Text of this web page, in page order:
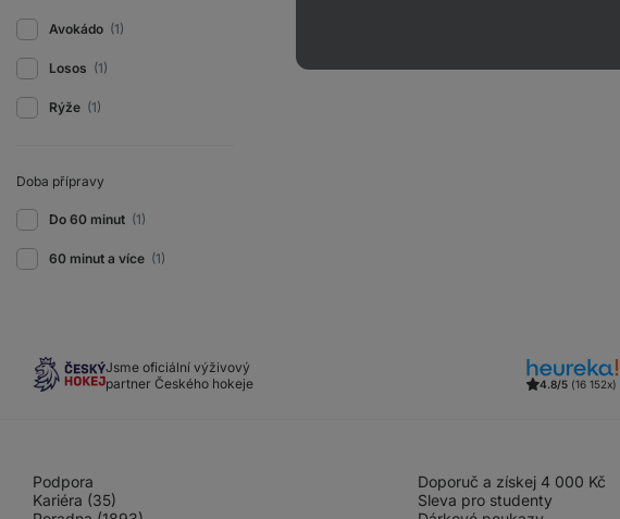
Avokádo (1)
Losos (1)
Rýže (1)
Doba přípravy
Do 60 minut (1)
60 minut a více (1)
Jsme oficiální výživový
partner Českého hokeje
4.8/5 (16 152x)
Podpora
Kariéra (35)
Doporuč a získej 4 000 Kč
Sleva pro studenty